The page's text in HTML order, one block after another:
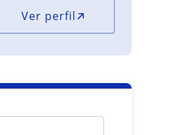
Ver perfil